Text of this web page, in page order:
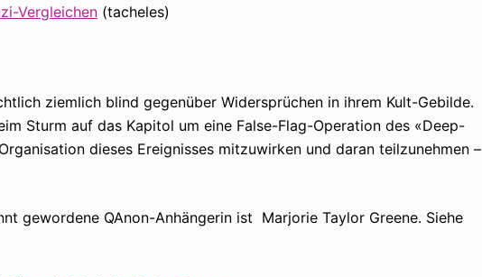
Vergleichen (tacheles)
ziemlich blind gegenüber Widersprüchen in ihrem Kult-Gebilde.
Sturm auf das Kapitol um eine False-Flag-Operation des «Deep-
dieses Ereignisses mitzuwirken und daran teilzunehmen –
gewordene QAnon-Anhängerin ist Marjorie Taylor Greene. Siehe